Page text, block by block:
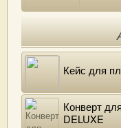
Кейс для
Конверт
DELUXE